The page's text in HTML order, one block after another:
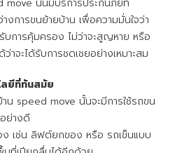
งการขนย้ายบ้าน เพื่อความมั่นใจว่า
การคุ้มครอง ไม่ว่าจะสูญหาย หรือ
าจะได้รับการชดเชยอย่างเหมาะสม
ลยีที่ทันสมัย
น speed move นั้นจะมีการใช้รถขน
ย่างดี
เช่น ลิฟต์ยกของ หรือ รถเข็นแบบ